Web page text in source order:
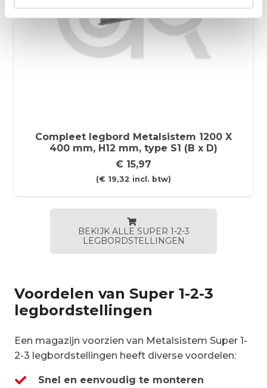
Compleet legbord Metalsistem 1200 X
400 mm, H12 mm, type S1 (B x D)
€ 15,97
(€ 19,32 incl. btw)
BEKIJK ALLE SUPER 1-2-3
LEGBORDSTELLINGEN
Voordelen van Super 1-2-3
legbordstellingen
Een magazijn voorzien van Metalsistem Super 1-
2-3 legbordstellingen heeft diverse voordelen:
Snel en eenvoudig te monteren